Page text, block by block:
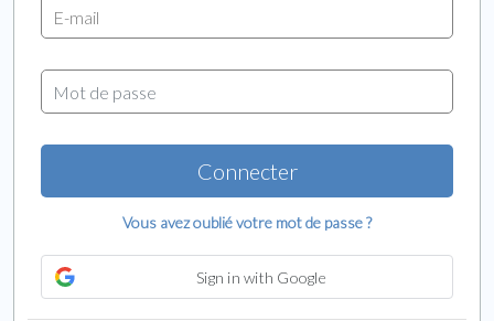
Connecter
Vous avez oublié votre mot de passe ?
Sign in with Google